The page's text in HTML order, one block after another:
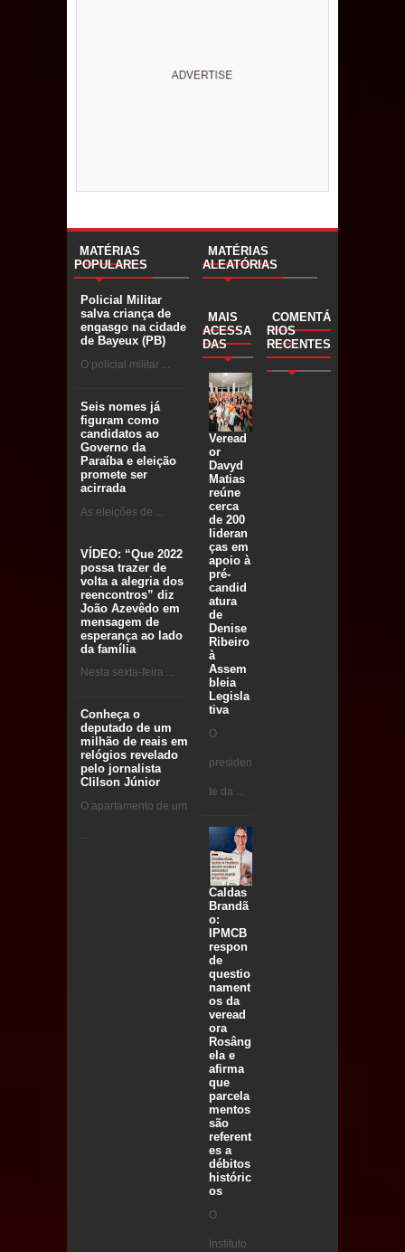
MATÉRIAS
POPULARES
Policial Militar
salva criança de
engasgo na cidade
de Bayeux (PB)
O policial militar ...
Seis nomes já
figuram como
candidatos ao
Governo da
Paraíba e eleição
promete ser
acirrada
As eleições de ...
VÍDEO: “Que 2022
possa trazer de
volta a alegria dos
reencontros” diz
João Azevêdo em
mensagem de
esperança ao lado
da família
Nesta sexta-feira ...
Conheça o
deputado de um
milhão de reais em
relógios revelado
pelo jornalista
Clilson Júnior
O apartamento de um
...
MATÉRIAS
ALEATÓRIAS
MAIS
ACESSA
DAS
Veread
or
Davyd
Matias
reúne
cerca
de 200
lideran
ças em
apoio à
pré-
candid
atura
de
Denise
Ribeiro
à
Assem
bleia
Legisla
tiva
O
presiden
te da ...
Caldas
Brandã
o:
IPMCB
respon
de
questio
nament
os da
veread
ora
Rosâng
ela e
afirma
que
parcela
mentos
são
referent
es a
débitos
históric
os
O
Instituto
COMENTÁ
RIOS
RECENTES